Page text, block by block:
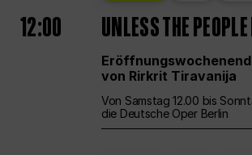
12:00 UNLESS THE
von Rirkrit Tiravanija
Von Samstag 12.00 bis
die Deutsche Oper Berlin